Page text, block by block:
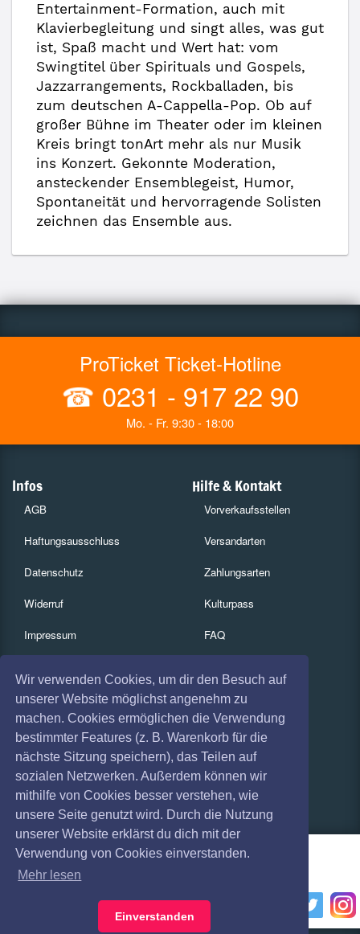
Wir verwenden Cookies, um dir den Besuch auf
unserer Website möglichst angenehm zu
machen. Cookies ermöglichen die Verwendung
bestimmter Features (z. B. Warenkorb für die
nächste Sitzung speichern), das Teilen auf
sozialen Netzwerken. Außerdem können wir
mithilfe von Cookies besser verstehen, wie
unsere Seite genutzt wird. Durch die Nutzung
unserer Website erklärst du dich mit der
Verwendung von Cookies einverstanden.
Mehr lesen
Einverstanden
Entertainment-Formation, auch mit
Klavierbegleitung und singt alles, was gut
ist, Spaß macht und Wert hat: vom
Swingtitel über Spirituals und Gospels,
Jazzarrangements, Rockballaden, bis
zum deutschen A-Cappella-Pop. Ob auf
großer Bühne im Theater oder im kleinen
Kreis bringt tonArt mehr als nur Musik
ins Konzert. Gekonnte Moderation,
ansteckender Ensemblegeist, Humor,
Spontaneität und hervorragende Solisten
zeichnen das Ensemble aus.
ProTicket Ticket-Hotline
☎ 0231 - 917 22 90
Mo. - Fr. 9:30 - 18:00
Infos
AGB
Haftungsausschluss
Datenschutz
Widerruf
Impressum
Coronavirus (COVID 19)
Hilfe & Kontakt
Vorverkaufsstellen
Versandarten
Zahlungsarten
Kulturpass
FAQ
Services
Gutscheine
Geschäftskunden
Kartenrückgabe
Besucherregistrierung